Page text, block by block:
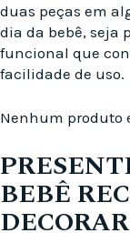
duas peças em
dia da bebê, seja
funcional que
facilidade de uso.
Nenhum produto
BEBÊ